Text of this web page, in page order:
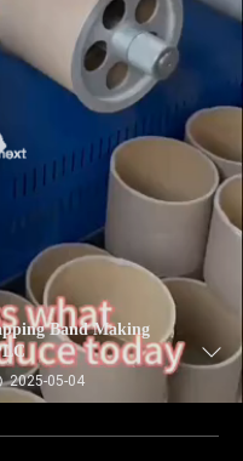
Band Making
2025-05-04